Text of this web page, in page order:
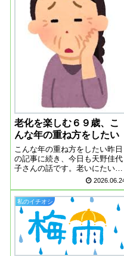
老化を楽しむ６９歳、こ
んな年の重ね方をしたい
こんな年の重ね方をしたい昨日
の記事に続き、今日も天野佳代
子さんの話です。老いにたいし
ても、すごく前向きな発言をさ
れていて、老いを楽しみましょ
うと公言されています。天野佳
代子さんのYouTubeのチャンネ
ル登録者は、２０万人を目指す
と少し前に...
私のイチオシ